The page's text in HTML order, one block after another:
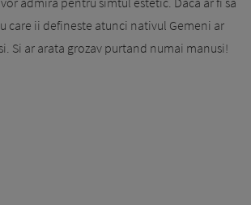
care ii defineste atunci nativul Gemeni ar
Si ar arata grozav purtand numai manusi!